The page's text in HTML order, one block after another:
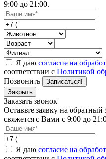
9:00 до 21:00.
Я даю согласие на
соответствии с Политикой
Позвонить
Записаться!
Закрыть
Заказать звонок
Оставьте заявку на
свяжется с Вами с 9:00 до
Я даю согласие на